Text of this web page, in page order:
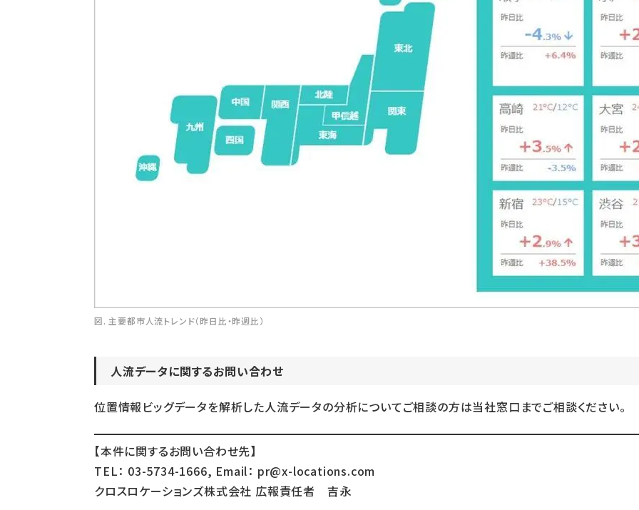
図. 主要都市人流トレンド（昨日比・昨週比）
人流データに関するお問い合わせ
位置情報ビッグデータを解析した人流データの分析についてご相談の方は当社窓口までご相談ください。
【本件に関するお問い合わせ先】
TEL： 03-5734-1666, Email： pr@x-locations.com
クロスロケーションズ株式会社 広報責任者 吉永